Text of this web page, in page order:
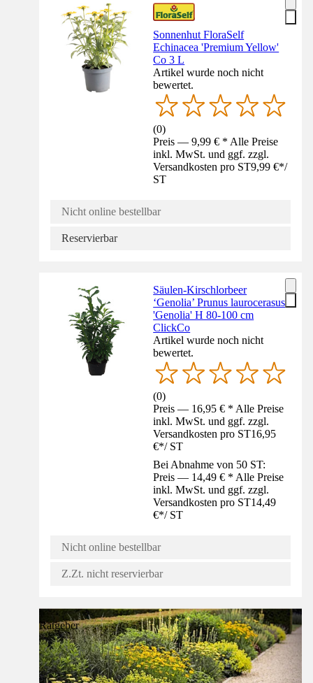
Sonnenhut FloraSelf
Echinacea 'Premium Yellow'
Co 3 L
Artikel wurde noch nicht
bewertet.
(0)
Preis — 9,99 € * Alle Preise
inkl. MwSt. und ggf. zzgl.
Versandkosten pro ST9,99 €*/
ST
Nicht online bestellbar
Reservierbar
Säulen-Kirschlorbeer
‘Genolia’ Prunus laurocerasus
'Genolia' H 80-100 cm
ClickCo
Artikel wurde noch nicht
bewertet.
(0)
Preis — 16,95 € * Alle Preise
inkl. MwSt. und ggf. zzgl.
Versandkosten pro ST16,95
€*/ ST
Bei Abnahme von 50 ST:
Preis — 14,49 € * Alle Preise
inkl. MwSt. und ggf. zzgl.
Versandkosten pro ST14,49
€*/ ST
Nicht online bestellbar
Z.Zt. nicht reservierbar
Ratgeber